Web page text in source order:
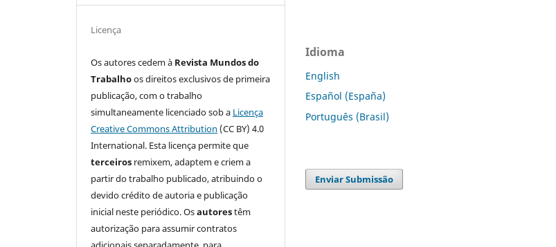
Licença
Os autores cedem à Revista Mundos do
Trabalhoos direitos exclusivos de primeira
publicação, com o trabalho
simultaneamente licenciado sob a Licença
Creative Commons Attribution (CC BY) 4.0
International. Esta licença permite que
terceiros remixem, adaptem e criem a
partir do trabalho publicado, atribuindo o
devido crédito de autoria e publicação
inicial neste periódico. Osautorestêm
autorização para assumir contratos
Idioma
English
Español (España)
Português (Brasil)
Enviar Submissão